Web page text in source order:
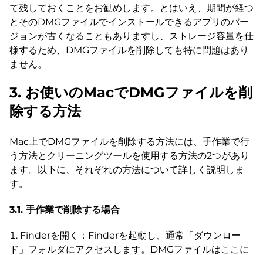
て残しておくことをお勧めします。とはいえ、期間が経つ
とそのDMGファイルでインストールできるアプリのバー
ジョンが古くなることもありますし、ストレージ容量を仕
様するため、DMGファイルを削除しても特に問題はあり
ません。
3. お使いのMacでDMGファイルを削
除する方法
Mac上でDMGファイルを削除する方法には、手作業で行
う方法とクリーニングツールを使用する方法の2つがあり
ます。以下に、それぞれの方法について詳しく説明しま
す。
3.1. 手作業で削除する場合
Finderを開く：Finderを起動し、通常「ダウンロー
ド」フォルダにアクセスします。DMGファイルはここに